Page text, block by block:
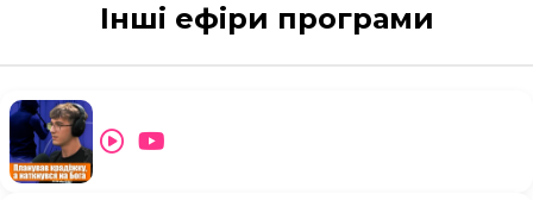
Інші ефіри програми